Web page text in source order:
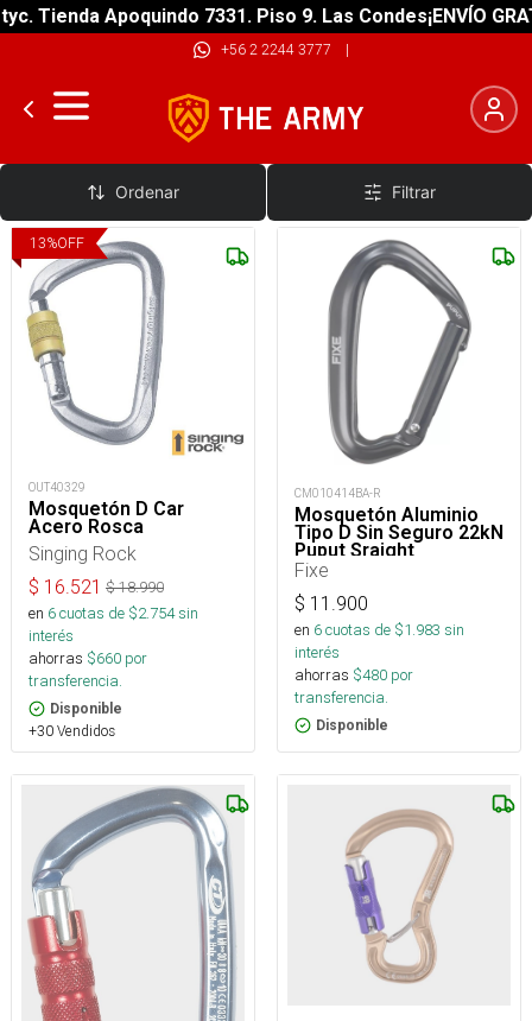
Apoquindo 7331. Piso 9. Las Condes¡ENVÍO
+56 2 2244 3777 |
Asimétrico y D
Ordenar Filtrar
13%OFF
OUT40329
Mosquetón D Car
Acero Rosca
Singing Rock
$ 16.521 $18.990
en 6cuotas de $2.754sin
interés
ahorras $660 por
transferencia.
Disponible
+30 Vendidos
CM010414BA-R
Mosquetón Aluminio
Tipo D Sin Seguro 22kN
Puput Sraight
Fixe
$ 11.900
en 6cuotas de $1.983 sin
interés
ahorras $480 por
transferencia.
Disponible